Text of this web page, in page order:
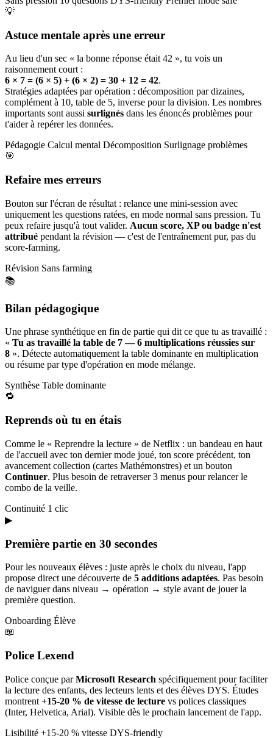
💡
Astuce mentale après une erreur
Au lieu d'un sec « la bonne réponse était 42 », tu vois un
raisonnement court :
6 × 7 = (6 × 5) + (6 × 2) = 30 + 12 = 42.
Stratégies adaptées par opération : décomposition par dizaines,
complément à 10, table de 5, inverse pour la division. Les nombres
importants sont aussi surlignés dans les énoncés problèmes pour
t'aider à repérer les données.
Pédagogie Calcul mental Décomposition Surlignage problèmes
🎯
Refaire mes erreurs
Bouton sur l'écran de résultat : relance une mini-session avec
uniquement les questions ratées, en mode normal sans pression. Tu
peux refaire jusqu'à tout valider. Aucun score, XP ou badge n'est
attribué pendant la révision — c'est de l'entraînement pur, pas du
score-farming.
Révision Sans farming
📚
Bilan pédagogique
Une phrase synthétique en fin de partie qui dit ce que tu as travaillé :
« Tu as travaillé la table de 7 — 6 multiplications réussies sur
8 ». Détecte automatiquement la table dominante en multiplication
ou résume par type d'opération en mode mélange.
Synthèse Table dominante
🔁
Reprends où tu en étais
Comme le « Reprendre la lecture » de Netflix : un bandeau en haut
de l'accueil avec ton dernier mode joué, ton score précédent, ton
avancement collection (cartes Mathémonstres) et un bouton
Continuer. Plus besoin de retraverser 3 menus pour relancer le
combo de la veille.
Continuité 1 clic
▶
Première partie en 30 secondes
Pour les nouveaux élèves : juste après le choix du niveau, l'app
propose direct une découverte de 5 additions adaptées. Pas besoin
de naviguer dans niveau → opération → style avant de jouer la
première question.
Onboarding Élève
📖
Police Lexend
Police conçue parMicrosoft Research spécifiquement pour faciliter
la lecture des enfants, des lecteurs lents et des élèves DYS. Études
montrent +15-20 % de vitesse de lecture vs polices classiques
(Inter, Helvetica, Arial). Visible dès le prochain lancement de l'app.
Lisibilité +15-20 % vitesse DYS-friendly